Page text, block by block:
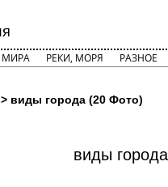
МИРА РЕКИ, МОРЯ РАЗНОЕ
> виды города (20 Фото)
виды города